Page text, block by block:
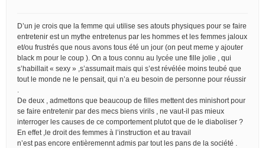
D’un je crois que la femme qui utilise ses atouts physiques pour se faire
entretenir est un mythe entretenus par les hommes et les femmes jaloux
et/ou frustrés que nous avons tous été un jour (on peut meme y ajouter
black m pour le coup ). On a tous connu au lycée une fille jolie , qui
s’habillait « sexy » ,s’assumait mais qui s’est révélée moins teubé que
tout le monde ne le pensait, qui n’a eu besoin de personne pour réussir
De deux , admettons que beaucoup de filles mettent des minishort pour
se faire entretenir par des mecs biens virils , ne vaut-il pas mieux
interroger les causes de ce comportement plutot que de le diaboliser ?
En effet ,le droit des femmes à l’instruction et au travail
n’est pas encore entièremennt admis par tout les pans de la société .